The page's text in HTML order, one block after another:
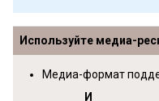
Используйте медиа-
Медиа-формат
И